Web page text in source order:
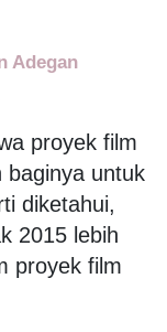
Adegan
proyek film
baginya untuk
diketahui,
2015 lebih
proyek film